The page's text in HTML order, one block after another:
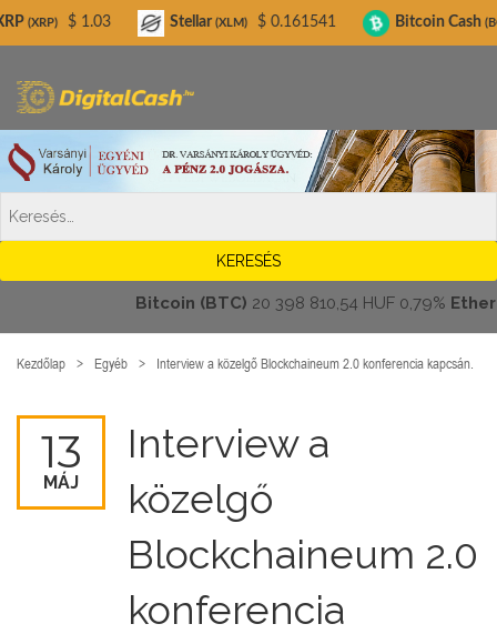
Bitcoin (BTC)20 398 810,54 HUF0,79% Ethereum
Kezdőlap Egyéb Interview a közelgő Blockchaineum 2.0 konferencia kapcsán.
13
MÁJ
Interview a
közelgő
Blockchaineum 2.0
konferencia
Stellar (XLM) $ 0.161541 Bitcoin Cash(BCH) $ 216.02
Digitalcash.hu